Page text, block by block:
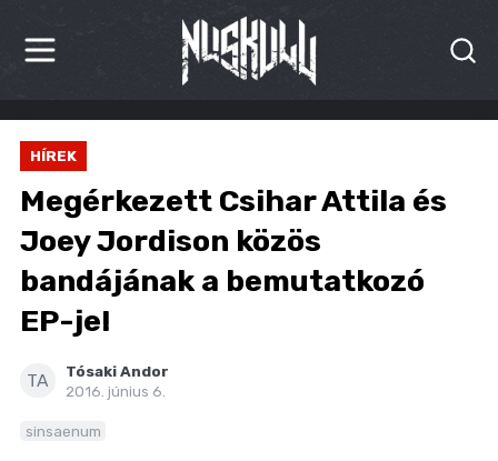
HÍREK
KRITIKÁK
BESZÁMOLÓK
INTERJÚK
PREMIEREK
KULT
MÁSVILÁG
HÍREK
Megérkezett Csihar Attila és
Joey Jordison közös
bandájának a bemutatkozó
EP-je!
TA
Tósaki Andor
2016. június 6.
sinsaenum